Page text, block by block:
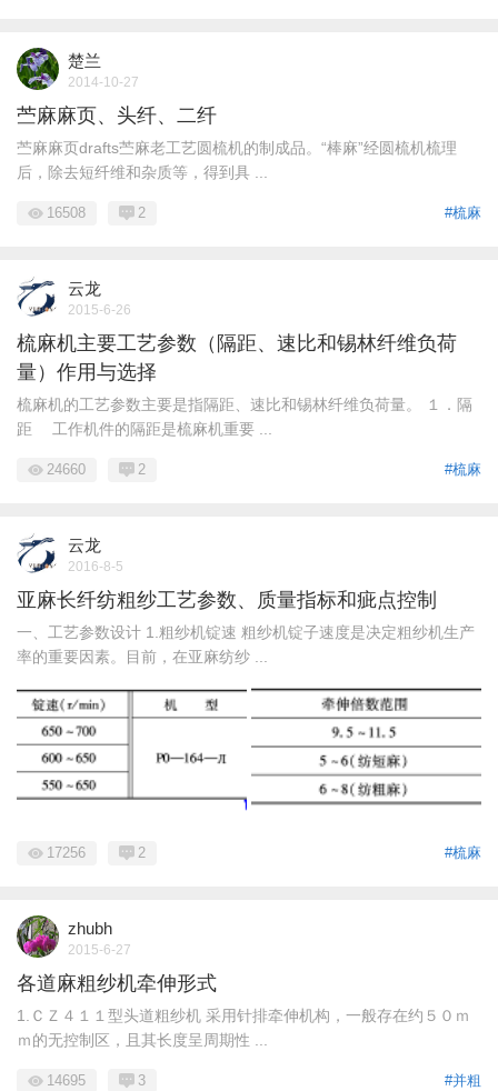
楚兰
2014-10-27
苎麻麻页、头纤、二纤
苎麻麻页drafts苎麻老工艺圆梳机的制成品。“棒麻”经圆梳机梳理
后，除去短纤维和杂质等，得到具 ...
#梳麻
16508 2
云龙
2015-6-26
梳麻机主要工艺参数（隔距、速比和锡林纤维负荷
量）作用与选择
梳麻机的工艺参数主要是指隔距、速比和锡林纤维负荷量。 １．隔
距 工作机件的隔距是梳麻机重要 ...
#梳麻
24660 2
云龙
2016-8-5
亚麻长纤纺粗纱工艺参数、质量指标和疵点控制
一、工艺参数设计 1.粗纱机锭速 粗纱机锭子速度是决定粗纱机生产
率的重要因素。目前，在亚麻纺纱 ...
#梳麻
17256 2
zhubh
2015-6-27
各道麻粗纱机牵伸形式
1.ＣＺ４１１型头道粗纱机 采用针排牵伸机构，一般存在约５０ｍ
ｍ的无控制区，且其长度呈周期性 ...
#并粗
14695 3